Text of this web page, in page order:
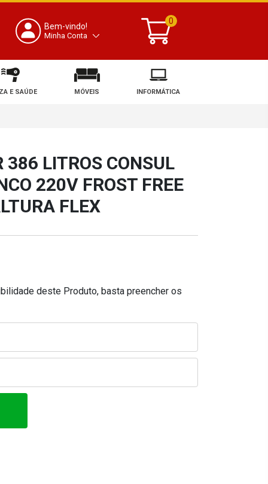
Bem-vindo!
Minha Conta
0
E SAÚDE MÓVEIS INFORMÁTICA
386 LITROS CONSUL
220V FROST FREE
FLEX
deste Produto, basta preencher os